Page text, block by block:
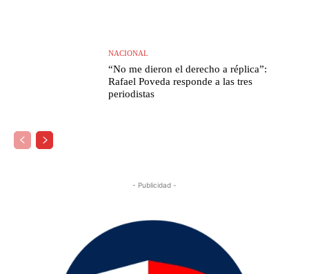
NACIONAL
“No me dieron el derecho a réplica”:
Rafael Poveda responde a las tres
periodistas
- Publicidad -